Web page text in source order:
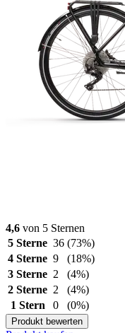
4,6 von 5 Sternen
5 Sterne 36 (73%)
4 Sterne 9
(18%)
3 Sterne 2
(4%)
2 Sterne 2
(4%)
1 Stern
0 (0%)
Produkt bewerten